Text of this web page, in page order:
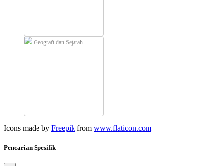
Geografi dan Sejarah
Icons made by Freepik from www.flaticon.com
Pencarian Spesifik